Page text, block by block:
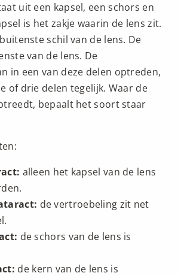
uit een kapsel, een schors en
is het zakje waarin de lens zit.
schil van de lens. De
van de lens. De
in een van deze delen optreden,
of drie delen tegelijk. Waar de
bepaalt het soort staar
alleen het kapsel van de lens
de vertroebeling zit net
de schors van de lens is
de kern van de lens is